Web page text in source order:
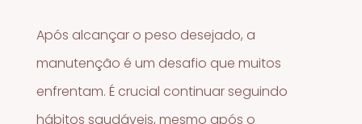
Após alcançar o peso desejado, a
manutenção é um desafio que muitos
enfrentam. É crucial continuar seguindo
hábitos saudáveis, mesmo após o